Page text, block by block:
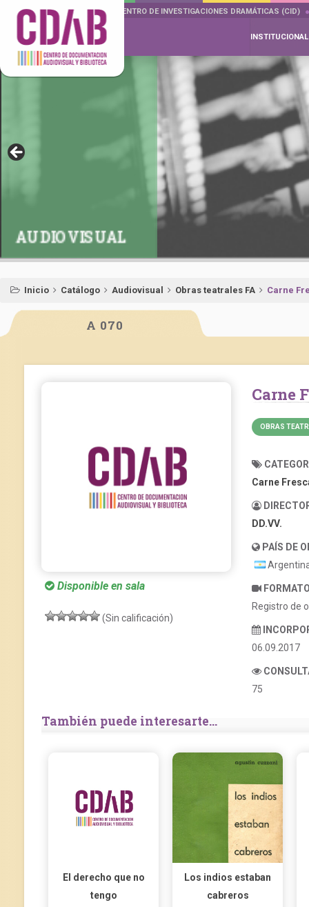
DOCUMENTA DRAMÁTICAS CENTRO DE INVESTIGACIONES DRAMÁTICAS (CID)
INSTITUCIONAL
AUDIOVISUAL
Inicio Catálogo Audiovisual Obras teatrales FA Carne
A 070
Disponible en sala
(Sin calificación)
OBRAS
Carne
DD.VV.
PAÍS DE
Registro de
06.09.2017
75
También puede interesarte...
El derecho que no
tengo
Los indios estaban
cabreros